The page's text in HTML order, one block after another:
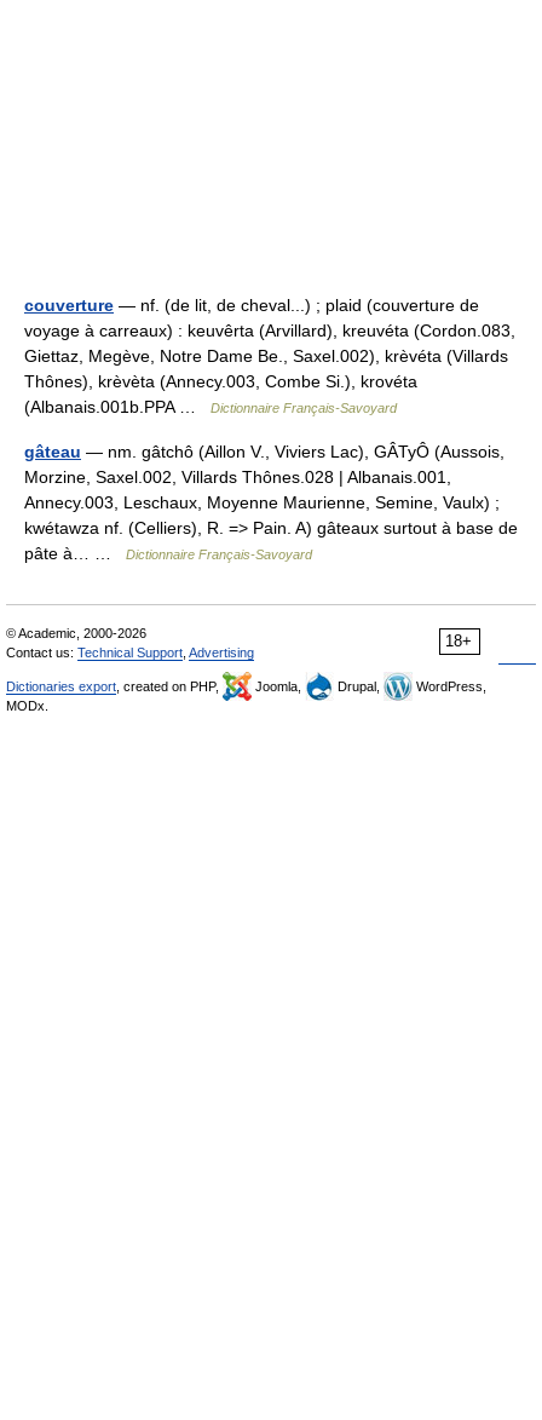
couverture — nf. (de lit, de cheval...) ; plaid (couverture de
voyage à carreaux) : keuvêrta (Arvillard), kreuvéta (Cordon.083,
Giettaz, Megève, Notre Dame Be., Saxel.002), krèvéta (Villards
Thônes), krèvèta (Annecy.003, Combe Si.), krovéta
(Albanais.001b.PPA …
Dictionnaire Français-Savoyard
gâteau — nm. gâtchô (Aillon V., Viviers Lac), GÂTyÔ (Aussois,
Morzine, Saxel.002, Villards Thônes.028 | Albanais.001,
Annecy.003, Leschaux, Moyenne Maurienne, Semine, Vaulx) ;
kwétawza nf. (Celliers), R. => Pain. A) gâteaux surtout à base de
pâte à… …
Dictionnaire Français-Savoyard
18+
© Academic, 2000-2026
Contact us: Technical Support Advertising
Dictionaries export , created on PHP, Joomla, Drupal,
WordPress,
MODx.